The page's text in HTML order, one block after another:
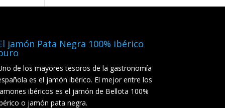
jamón Pata Negra 100% ibérico
de los mayores tesoros de la gastronomía
es el jamón ibérico. El mejor entre los
ibéricos es el jamón de Bellota 100%
o jamón pata negra.